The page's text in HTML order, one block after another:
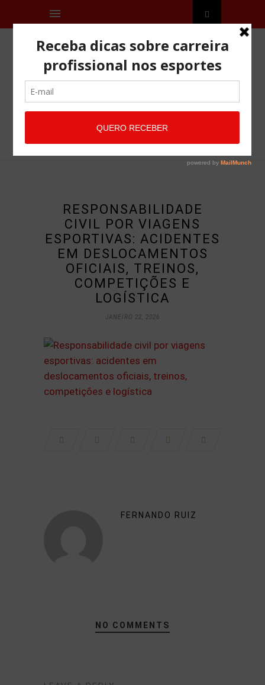
RESPONSABILIDADE
CIVIL POR VIAGENS
ESPORTIVAS: ACIDENTES
EM DESLOCAMENTOS
OFICIAIS, TREINOS,
COMPETIÇÕES E
LOGÍSTICA
JANEIRO 22, 2026
FERNANDO RUIZ
NO COMMENTS